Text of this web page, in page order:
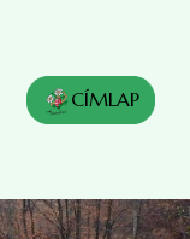
CÍMLAP